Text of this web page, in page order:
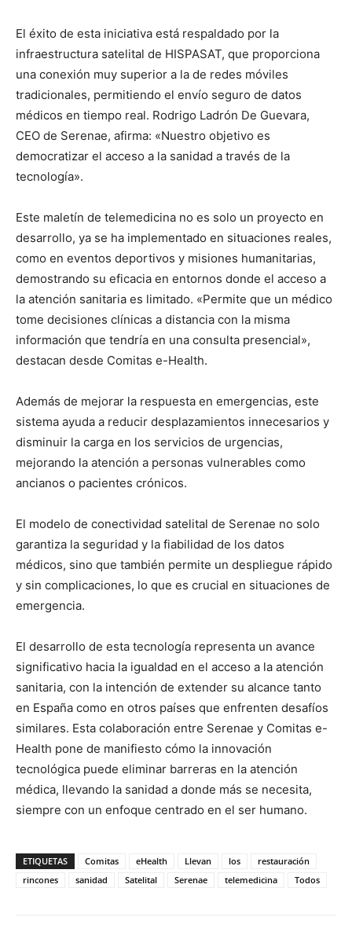
El éxito de esta iniciativa está respaldado por la
infraestructura satelital de HISPASAT, que proporciona
una conexión muy superior a la de redes móviles
tradicionales, permitiendo el envío seguro de datos
médicos en tiempo real. Rodrigo Ladrón De Guevara,
CEO de Serenae, afirma: «Nuestro objetivo es
democratizar el acceso a la sanidad a través de la
tecnología».
Este maletín de telemedicina no es solo un proyecto en
desarrollo, ya se ha implementado en situaciones reales,
como en eventos deportivos y misiones humanitarias,
demostrando su eficacia en entornos donde el acceso a
la atención sanitaria es limitado. «Permite que un médico
tome decisiones clínicas a distancia con la misma
información que tendría en una consulta presencial»,
destacan desde Comitas e-Health.
Además de mejorar la respuesta en emergencias, este
sistema ayuda a reducir desplazamientos innecesarios y
disminuir la carga en los servicios de urgencias,
mejorando la atención a personas vulnerables como
ancianos o pacientes crónicos.
El modelo de conectividad satelital de Serenae no solo
garantiza la seguridad y la fiabilidad de los datos
médicos, sino que también permite un despliegue rápido
y sin complicaciones, lo que es crucial en situaciones de
emergencia.
El desarrollo de esta tecnología representa un avance
significativo hacia la igualdad en el acceso a la atención
sanitaria, con la intención de extender su alcance tanto
en España como en otros países que enfrenten desafíos
similares. Esta colaboración entre Serenae y Comitas e-
Health pone de manifiesto cómo la innovación
tecnológica puede eliminar barreras en la atención
médica, llevando la sanidad a donde más se necesita,
siempre con un enfoque centrado en el ser humano.
ETIQUETAS Comitas eHealth Llevan los
restauración
rincones
sanidad Satelital Serenae telemedicina Todos